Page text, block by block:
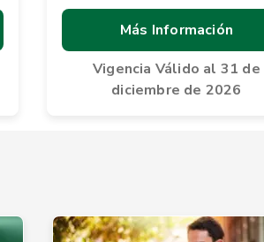
Más Información
Vigencia Válido al 31 de
diciembre de 2026